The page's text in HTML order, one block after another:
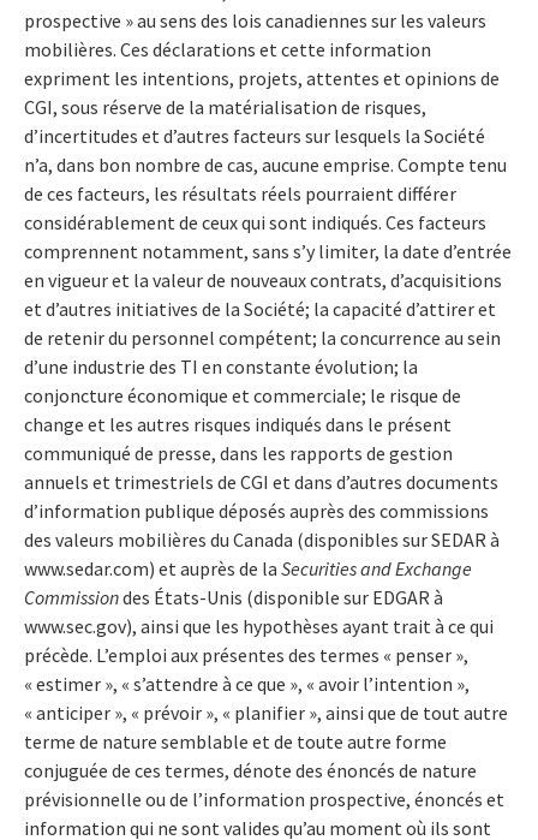
prospective » au sens des lois canadiennes sur les valeurs
mobilières. Ces déclarations et cette information
expriment les intentions, projets, attentes et opinions de
CGI, sous réserve de la matérialisation de risques,
d’incertitudes et d’autres facteurs sur lesquels la Société
n’a, dans bon nombre de cas, aucune emprise. Compte tenu
de ces facteurs, les résultats réels pourraient différer
considérablement de ceux qui sont indiqués. Ces facteurs
comprennent notamment, sans s’y limiter, la date d’entrée
en vigueur et la valeur de nouveaux contrats, d’acquisitions
et d’autres initiatives de la Société; la capacité d’attirer et
de retenir du personnel compétent; la concurrence au sein
d’une industrie des TI en constante évolution; la
conjoncture économique et commerciale; le risque de
change et les autres risques indiqués dans le présent
communiqué de presse, dans les rapports de gestion
annuels et trimestriels de CGI et dans d’autres documents
d’information publique déposés auprès des commissions
des valeurs mobilières du Canada (disponibles sur SEDAR à
www.sedar.com) et auprès de la Securities and Exchange
Commissiondes États-Unis (disponible sur EDGAR à
www.sec.gov), ainsi que les hypothèses ayant trait à ce qui
précède. L’emploi aux présentes des termes « penser »,
« estimer », « s’attendre à ce que », « avoir l’intention »,
« anticiper », « prévoir », « planifier », ainsi que de tout autre
terme de nature semblable et de toute autre forme
conjuguée de ces termes, dénote des énoncés de nature
prévisionnelle ou de l’information prospective, énoncés et
information qui ne sont valides qu’au moment où ils sont